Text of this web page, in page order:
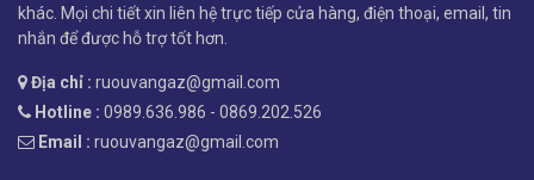
khác. Mọi chi tiết xin liên hệ trực tiếp cửa hàng, điện thoại, email, tin
nhắn để được hỗ trợ tốt hơn.
Địa chỉ : ruouvangaz@gmail.com
Hotline : 0989.636.986 - 0869.202.526
Email : ruouvangaz@gmail.com